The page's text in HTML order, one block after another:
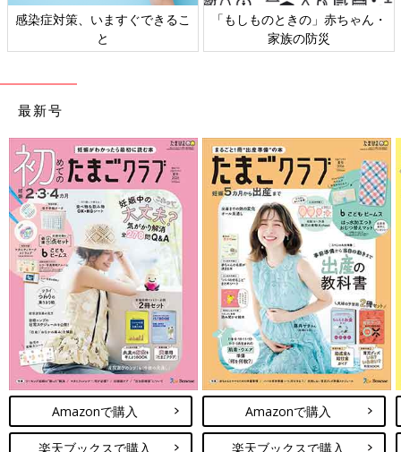
感染症対策、いますぐできるこ
と
「もしものときの」赤ちゃん・
家族の防災
最新号
Amazonで購入
楽天ブックスで購入
Amazonで購入
楽天ブックスで購入